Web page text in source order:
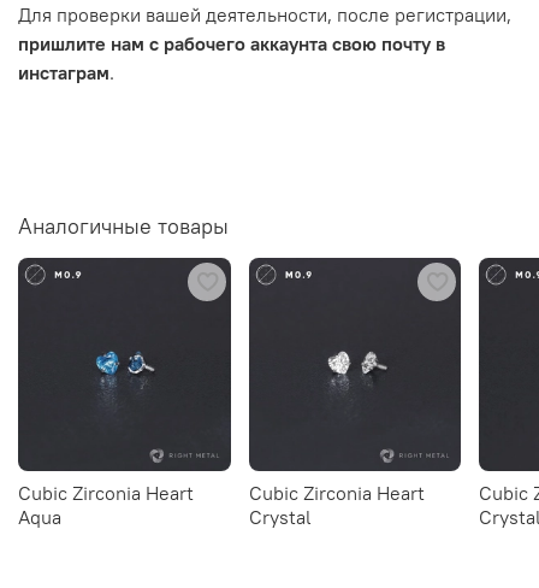
Для проверки вашей деятельности, после регистрации,
пришлите нам с рабочего аккаунта свою почту в
инстаграм.
Аналогичные товары
Cubic Zirconia Heart
Aqua
Cubic Zirconia Heart
Crystal
Cubic